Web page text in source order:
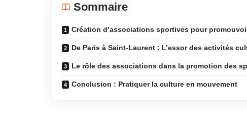
Sommaire
Création d’associations sportives pour
De Paris à Saint-Laurent : L’essor des activités
Le rôle des associations dans la promotion des
Conclusion : Pratiquer la culture en mouvement